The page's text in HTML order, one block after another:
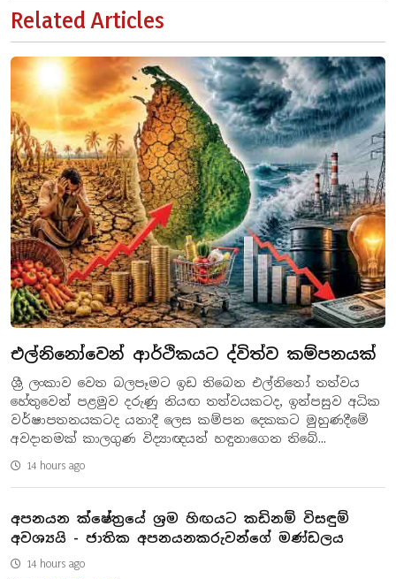
Related Articles
එල්නිනෝවෙන් ආර්ථිකයට ද්විත්ව කම්පනයක්
ශ්‍රී ලංකාව වෙත බලපෑමට ඉඩ තිබෙන එල්නිනෝ තත්වය
හේතුවෙන් පළමුව දරුණු නියඟ තත්වයකටද, ඉන්පසුව අධික
වර්ෂාපතනයකටද යනාදී ලෙස කම්පන දෙකකට මුහුණදීමේ
අවදානමක් කාලගුණ විද්‍යාඥයන් හඳුනාගෙන තිබේ...
14 hours ago
අපනයන ක්ෂේත්‍රයේ ශ්‍රම හිඟයට කඩිනම් විසඳුම්
අවශ්‍යයි - ජාතික අපනයනකරුවන්ගේ මණ්ඩලය
14 hours ago